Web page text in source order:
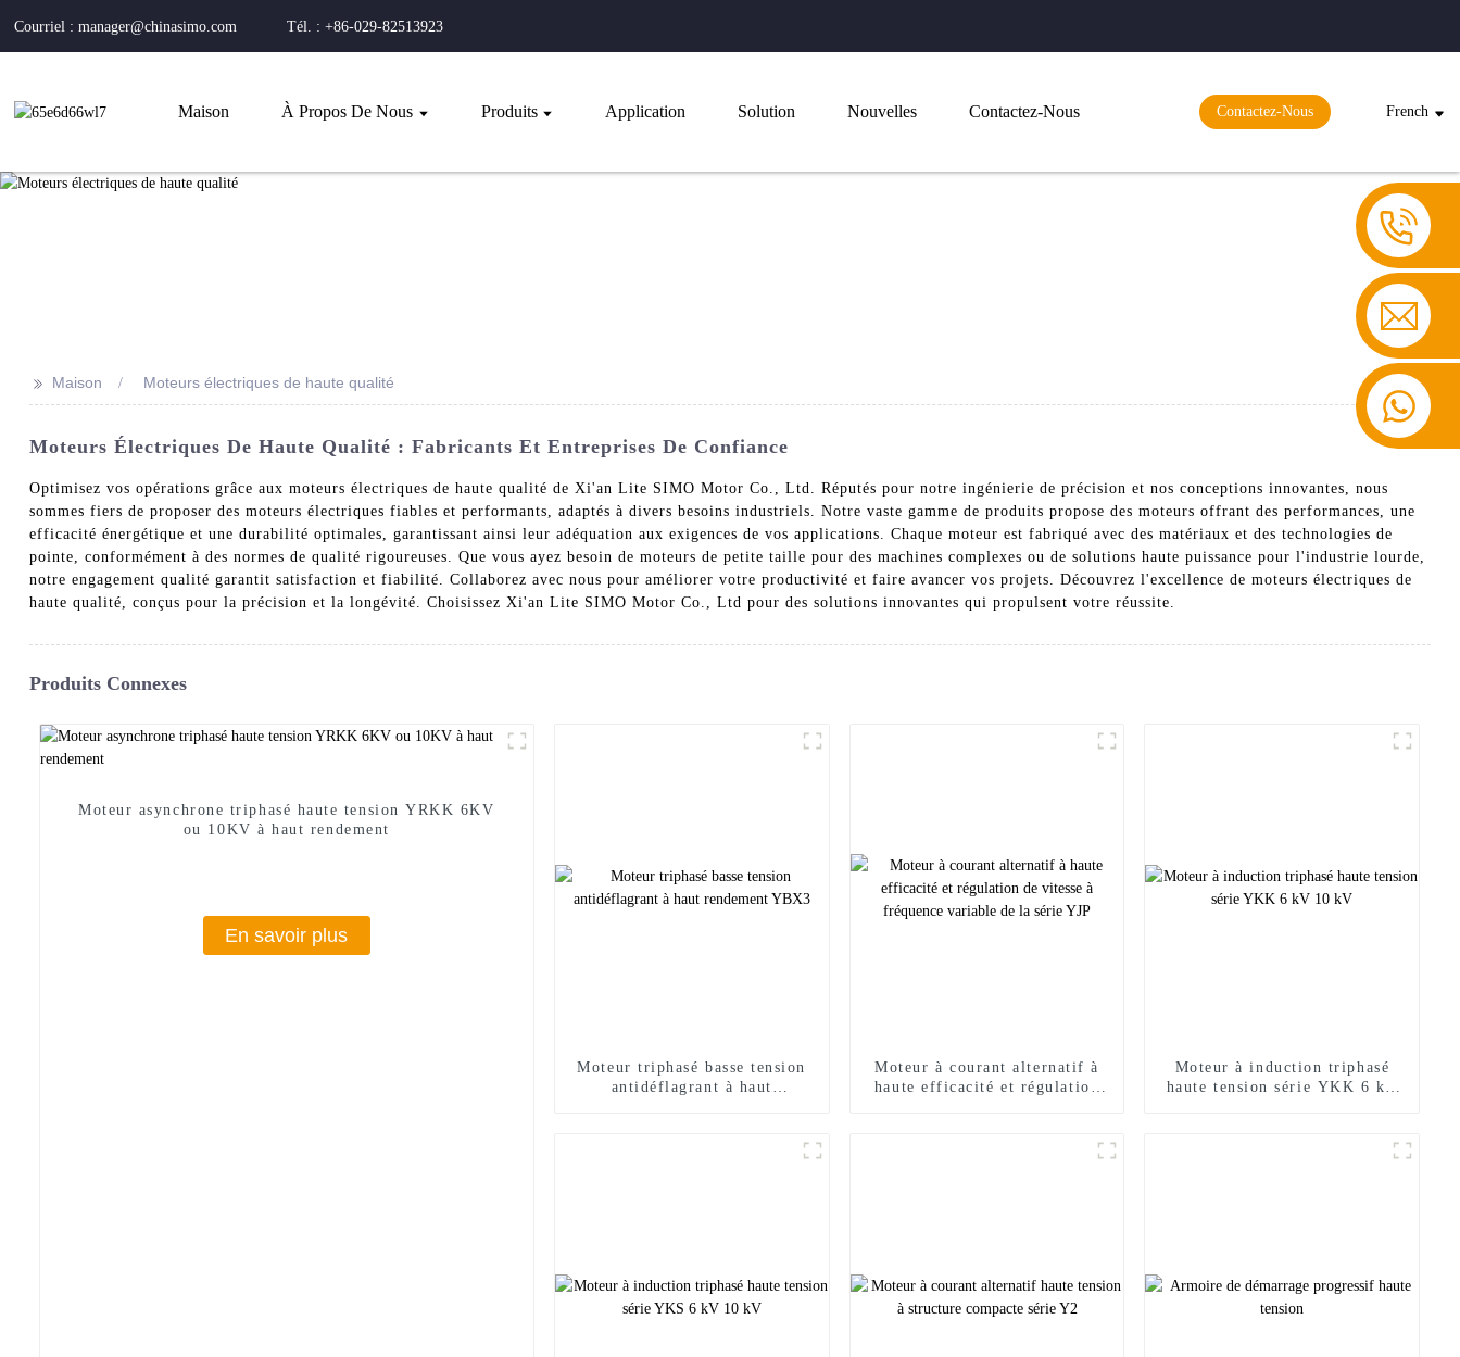
Courriel : manager@chinasimo.com Tél. : +86-029-82513923
Maison À Propos De Nous Produits Application Solution Nouvelles Contactez-Nous Contactez-Nous French
>> Maison Moteurs électriques de haute qualité
Moteurs Électriques De Haute Qualité : Fabricants Et Entreprises De Confiance
Optimisez vos opérations grâce aux moteurs électriques de haute qualité de Xi'an Lite SIMO Motor Co., Ltd. Réputés pour notre ingénierie de précision et nos conceptions innovantes, nous
sommes fiers de proposer des moteurs électriques fiables et performants, adaptés à divers besoins industriels. Notre vaste gamme de produits propose des moteurs offrant des performances, une
efficacité énergétique et une durabilité optimales, garantissant ainsi leur adéquation aux exigences de vos applications. Chaque moteur est fabriqué avec des matériaux et des technologies de
pointe, conformément à des normes de qualité rigoureuses. Que vous ayez besoin de moteurs de petite taille pour des machines complexes ou de solutions haute puissance pour l'industrie lourde,
notre engagement qualité garantit satisfaction et fiabilité. Collaborez avec nous pour améliorer votre productivité et faire avancer vos projets. Découvrez l'excellence de moteurs électriques de
haute qualité, conçus pour la précision et la longévité. Choisissez Xi'an Lite SIMO Motor Co., Ltd pour des solutions innovantes qui propulsent votre réussite.
Produits Connexes
Moteur asynchrone triphasé haute tension YRKK 6KV
ou 10KV à haut rendement
En savoir plus
Moteur triphasé basse tension
antidéflagrant à haut
Moteur à courant alternatif à
haute efficacité et régulation
Moteur à induction triphasé
haute tension série YKK 6 kV